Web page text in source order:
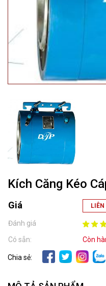
Kích Căng Kéo
Giá LIÊN
Đánh giá
Có sẵn:
Còn
Chia sẻ: